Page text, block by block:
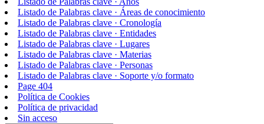
Listado de Palabras clave · Áreas de conocimiento
Listado de Palabras clave · Cronología
Listado de Palabras clave · Entidades
Listado de Palabras clave · Lugares
Listado de Palabras clave · Materias
Listado de Palabras clave · Personas
Listado de Palabras clave · Soporte y/o formato
Page 404
Política de Cookies
Política de privacidad
Sin acceso